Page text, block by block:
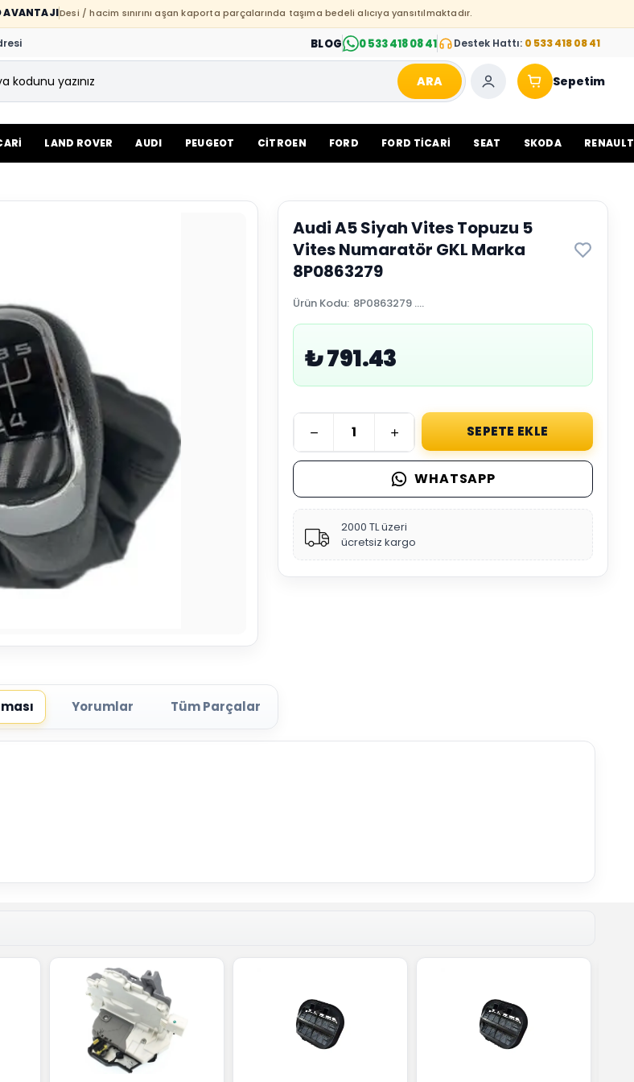
AVANTAJIDesi / hacim sınırını aşan kaporta parçalarında taşıma bedeli alıcıya yansıtılmaktadır.
BLOG 0 533 418 08 41 Destek Hattı: 0 533 418 08 41
ARA Sepetim
LAND ROVER AUDI PEUGEOT CİTROEN FORD FORD TİCARİ SEAT SKODA RENAULT
Audi A5 Siyah Vites Topuzu 5
Vites Numaratör GKL Marka
8P0863279
Ürün Kodu: 8P0863279 ....
₺ 791.43
SEPETE EKLE
WHATSAPP
2000 TL üzeri
ücretsiz kargo
Yorumlar Tüm Parçalar